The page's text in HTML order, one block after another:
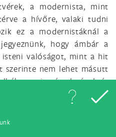
a modernista, mint
a hívőre, valaki tudni
ez a modernistáknál a
hogy ámbár a
isteni valóságot, mint a hit
szerinte nem lehet másutt
mint érzelmének és
tehát ez sem lépi át a
aztán az létezik-e ezen
kívül, azt a bölcselő
Viszont a modernista